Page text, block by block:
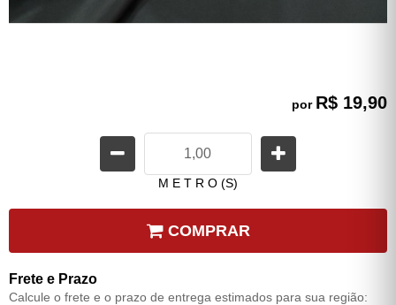
por R$ 19,90
M E T R O (S)
COMPRAR
Frete e Prazo
Calcule o frete e o prazo de entrega estimados para sua região: